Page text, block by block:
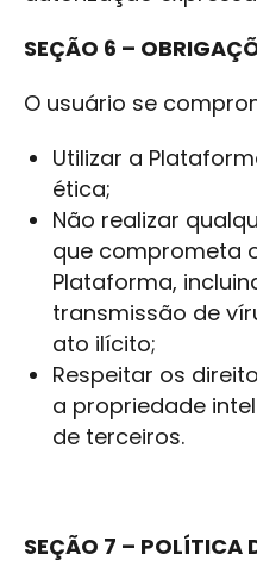
SEÇÃO 6 –
O usuário se
Utilizar a
ética;
Não realizar
que comprometa
Plataforma,
transmissão de
ato ilícito;
Respeitar os
a propriedade
de terceiros.
SEÇÃO 7 – POLÍTICA